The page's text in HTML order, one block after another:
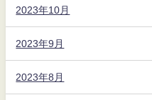
2023年10月
2023年9月
2023年8月